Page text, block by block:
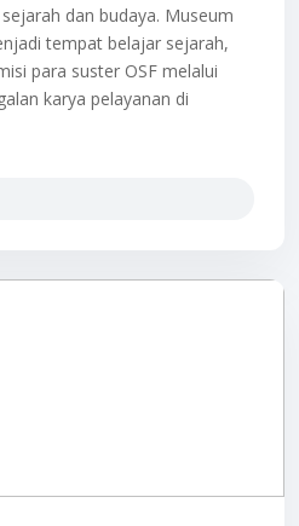
dan budaya. Museum
tempat belajar sejarah,
para suster OSF melalui
karya pelayanan di